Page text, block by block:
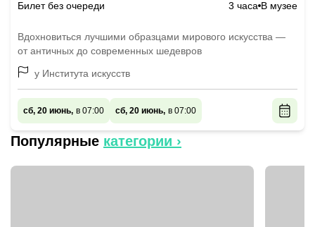
Билет без очереди 3 часа В музее
Вдохновиться лучшими образцами мирового искусства —
от античных до современных шедевров
у Института искусств
сб, 20 июнь, в 07:00 сб, 20 июнь, в 07:00
Популярные категории ›